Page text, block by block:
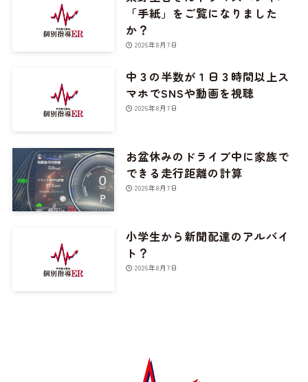
「手紙」をご覧になりました
か？
2026年8月7日
中３の半数が１日３時間以上ス
マホでSNSや動画を視聴
2026年8月7日
お盆休みのドライブ中に家族で
できる走行距離の計算
2026年8月7日
小学生から新聞配達のアルバイ
ト？
2026年8月7日